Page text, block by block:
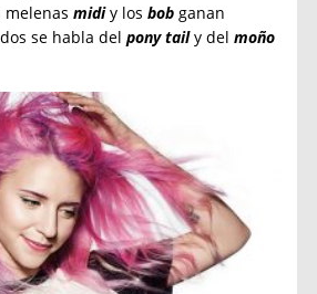
melenasmidiy losbob ganan
se habla del pony taily delmoño